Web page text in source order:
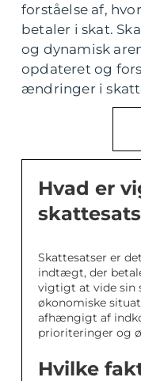
forståelse af,
betaler i skat.
og dynamisk
opdateret og
ændringer i
Hvad er
Skattesatser er
indtægt, der
vigtigt at vide sin
økonomiske
afhængigt af
prioriteringer og
Hvilke